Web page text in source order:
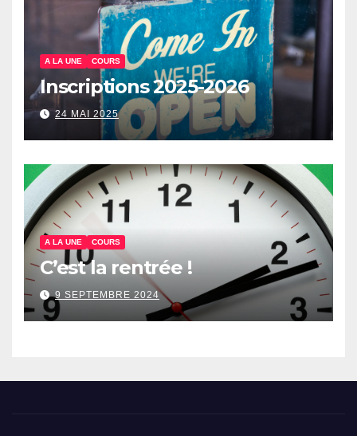
A LA UNE COURS
Inscriptions 2025-2026
24 MAI 2025
A LA UNE COURS
C’est la rentrée !
9 SEPTEMBRE 2024